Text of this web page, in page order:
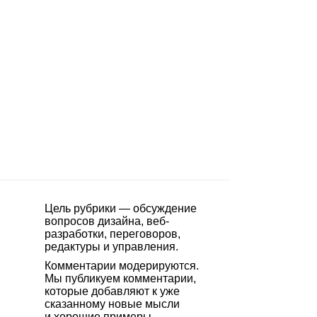
Цель рубрики — обсуждение
вопросов дизайна, веб-
разработки, переговоров,
редактуры и управления.
Комментарии модерируются.
Мы публикуем комментарии,
которые добавляют к уже
сказанному новые мысли